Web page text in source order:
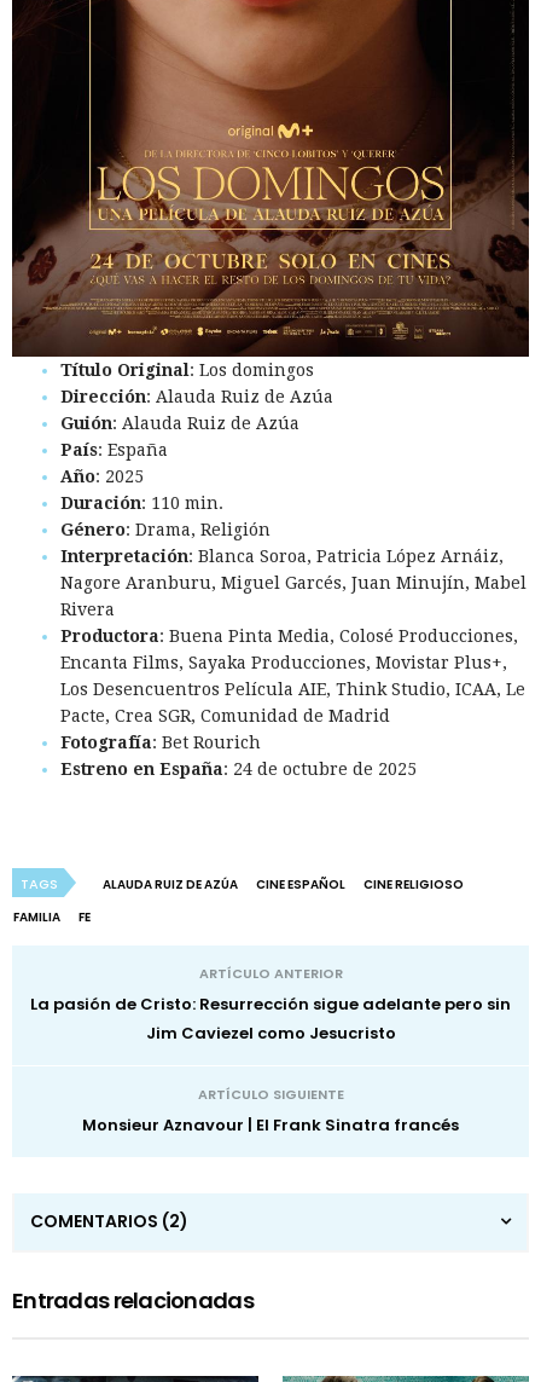
Título Original: Los domingos
Dirección: Alauda Ruiz de Azúa
Guión: Alauda Ruiz de Azúa
País: España
Año: 2025
Duración: 110 min.
Género: Drama, Religión
Interpretación: Blanca Soroa, Patricia López Arnáiz,
Nagore Aranburu, Miguel Garcés, Juan Minujín, Mabel
Rivera
Productora: Buena Pinta Media, Colosé Producciones,
Encanta Films, Sayaka Producciones, Movistar Plus+,
Los Desencuentros Película AIE, Think Studio, ICAA, Le
Pacte, Crea SGR, Comunidad de Madrid
Fotografía: Bet Rourich
Estreno en España: 24 de octubre de 2025
TAGS ALAUDA RUIZ DE AZÚA CINE ESPAÑOL
CINE RELIGIOSO
FAMILIA
FE
ARTÍCULO ANTERIOR
La pasión de Cristo: Resurrección sigue adelante pero sin
Jim Caviezel como Jesucristo
ARTÍCULO SIGUIENTE
Monsieur Aznavour | El Frank Sinatra francés
COMENTARIOS (2)
Entradas relacionadas